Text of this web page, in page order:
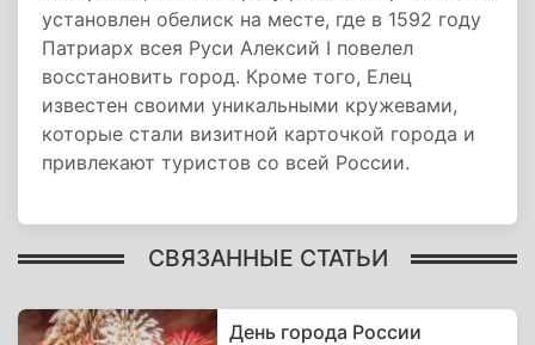
установлен обелиск на месте, где в 1592 году
Патриарх всея Руси Алексий I повелел
восстановить город. Кроме того, Елец
известен своими уникальными кружевами,
которые стали визитной карточкой города и
привлекают туристов со всей России.
СВЯЗАННЫЕ СТАТЬИ
День города России